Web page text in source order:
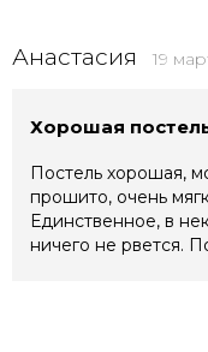
Анастасия 19
Хорошая
Постель хорошая,
прошито, очень
Единственное, в
ничего не рвется.